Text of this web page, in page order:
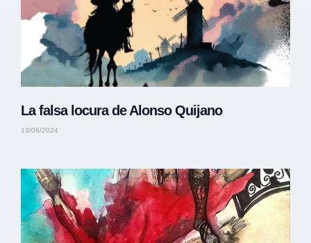
La falsa locura de Alonso Quijano
13/06/2024